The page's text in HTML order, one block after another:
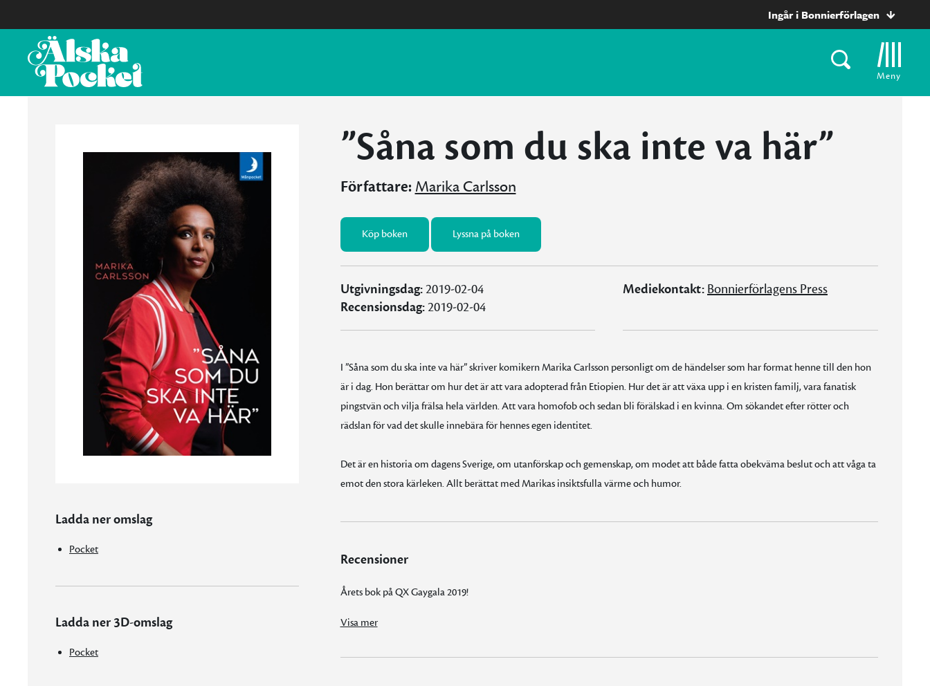
Ingår i Bonnierförlagen
Meny
Ladda ner omslag
Pocket
Ladda ner 3D-omslag
Pocket
”Såna som du ska inte va här”
Författare: Marika Carlsson
Köp boken Lyssna på boken
Utgivningsdag:2019-02-04
Recensionsdag:2019-02-04
Mediekontakt: Bonnierförlagens Press
I ”Såna som du ska inte va här” skriver komikern Marika Carlsson personligt om de händelser som har format henne till den hon
är i dag. Hon berättar om hur det är att vara adopterad från Etiopien. Hur det är att växa upp i en kristen familj, vara fanatisk
pingstvän och vilja frälsa hela världen. Att vara homofob och sedan bli förälskad i en kvinna. Om sökandet efter rötter och
rädslan för vad det skulle innebära för hennes egen identitet.
Det är en historia om dagens Sverige, om utanförskap och gemenskap, om modet att både fatta obekväma beslut och att våga ta
emot den stora kärleken. Allt berättat med Marikas insiktsfulla värme och humor.
Recensioner
Årets bok på QX Gaygala 2019!
Visa mer